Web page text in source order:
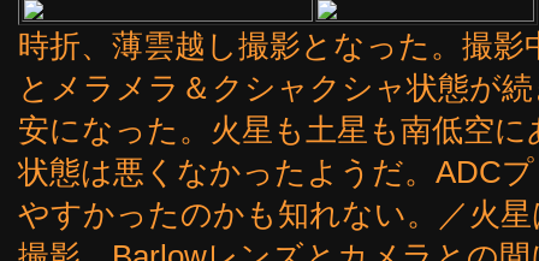
時折、薄雲越し撮影となった。撮
とメラメラ＆クシャクシャ状態が
安になった。火星も土星も南低空
状態は悪くなかったようだ。ADC
やすかったのかも知れない。／火